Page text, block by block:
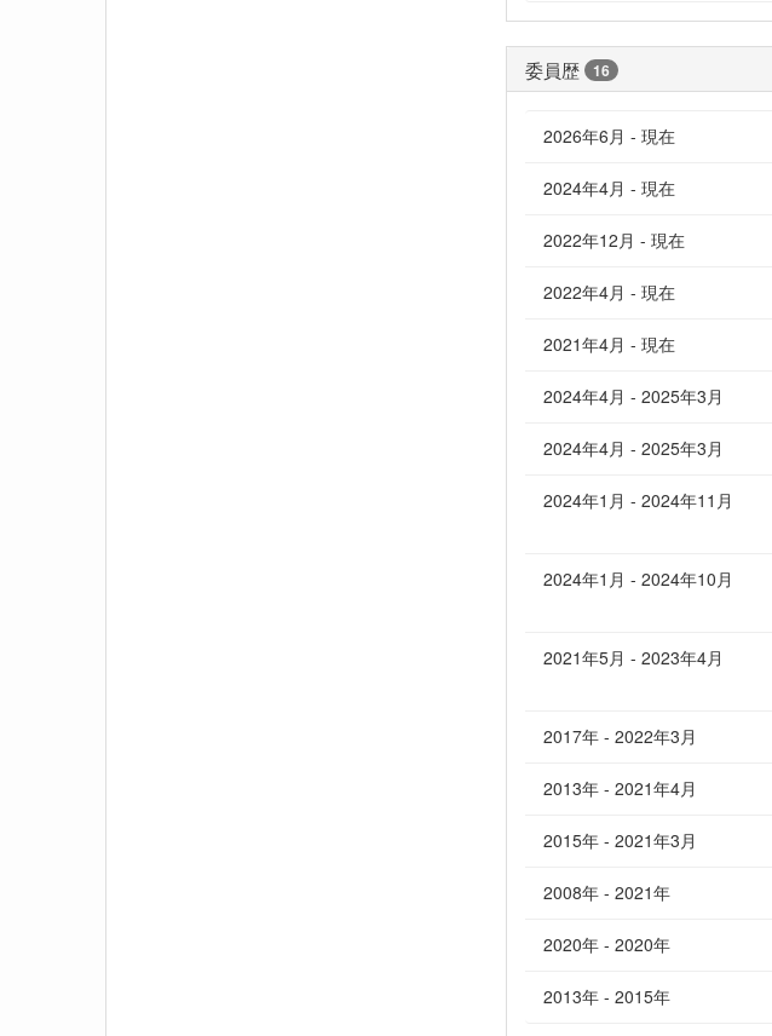
委員歴 16
2026年6月 - 現在
2024年4月 - 現在
2022年12月 - 現在
2022年4月 - 現在
2021年4月 - 現在
2024年4月 - 2025年3月
2024年4月 - 2025年3月
2024年1月 - 2024年11月
2024年1月 - 2024年10月
2021年5月 - 2023年4月
2017年 - 2022年3月
2013年 - 2021年4月
2015年 - 2021年3月
2008年 - 2021年
2020年 - 2020年
2013年 - 2015年